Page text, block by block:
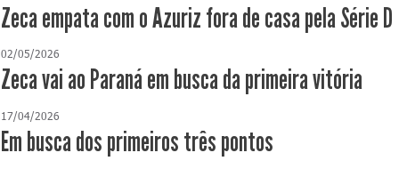
Zeca empata com o Azuriz fora de casa pela Série D
02/05/2026
Zeca vai ao Paraná em busca da primeira vitória
17/04/2026
​Em busca dos primeiros três pontos